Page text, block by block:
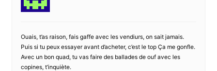
Ouais, t’as raison, fais gaffe avec les vendiurs, on sait jamais.
Puis si tu peux essayer avant d’acheter, c’est le top Ça me gonfle.
Avec un bon quad, tu vas faire des ballades de ouf avec les
copines, t’inquiète.